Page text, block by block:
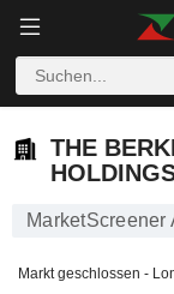
THE
Markt geschlossen -